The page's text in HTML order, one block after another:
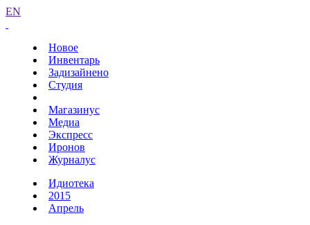
EN
Новое
Инвентарь
Задизайнено
Студия
Магазинус
Медиа
Экспресс
Иронов
Журналус
Идиотека
2015
Апрель